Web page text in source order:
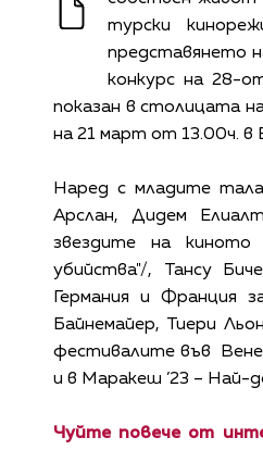
турски
представянето
конкурс на 28-
показан в столицата
на 21 март от 13.00ч. в
Наред с младите
Арслан, Дидем
звездите на киното
убийства"/, Тансу
Германия и Франция
Байнемайер, Тиери
фестивалите във
и в Маракеш ’23 – Най-
Чуйте повече от